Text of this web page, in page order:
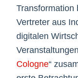
Transformation
Vertreter aus
digitalen
Cologne“